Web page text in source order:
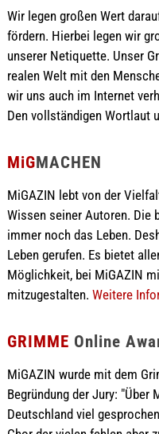
Wir legen großen Wert
fördern. Hierbei legen wir
unserer Netiquette. Unser
realen Welt mit den
wir uns auch im Internet
Den vollständigen Wortlaut
MiGMACHEN
MiGAZIN lebt von der
Wissen seiner Autoren. Die
immer noch das Leben.
Leben gerufen. Es bietet
Möglichkeit, bei MiGAZIN
mitzugestalten. Weitere
GRIMME Online
MiGAZIN wurde mit dem
Begründung der Jury:
Deutschland viel